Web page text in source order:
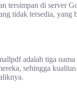
tersimpan di server
tidak tersedia, yang
adalah tiga
sehingga